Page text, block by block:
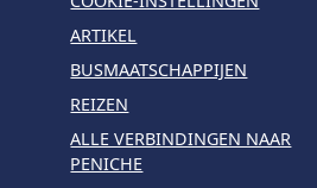
ARTIKEL
BUSMAATSCHAPPIJEN
REIZEN
ALLE VERBINDINGEN NAAR
PENICHE